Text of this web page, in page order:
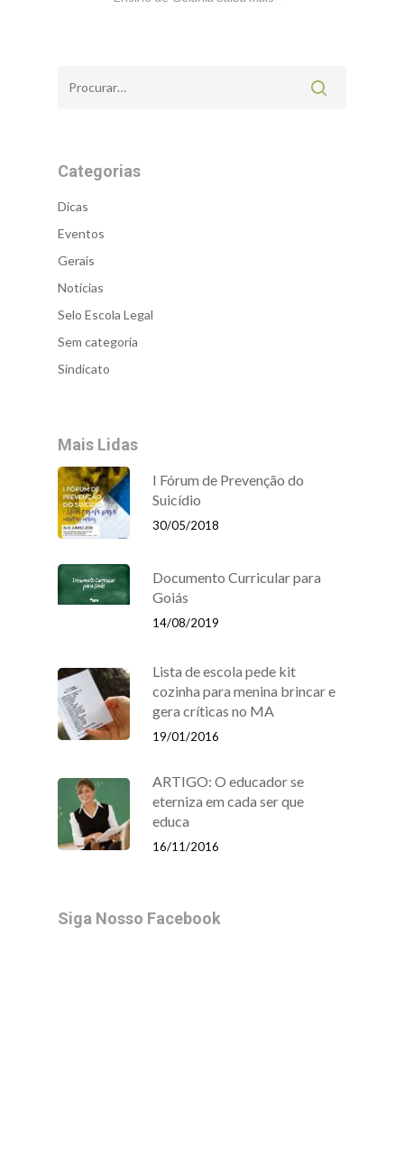
Categorias
Dicas
Eventos
Gerais
Notícias
Selo Escola Legal
Sem categoria
Sindicato
Mais Lidas
I Fórum de Prevenção do
Suicídio
30/05/2018
Documento Curricular para
Goiás
14/08/2019
Lista de escola pede kit
cozinha para menina brincar e
gera críticas no MA
19/01/2016
ARTIGO: O educador se
eterniza em cada ser que
educa
16/11/2016
Siga Nosso Facebook